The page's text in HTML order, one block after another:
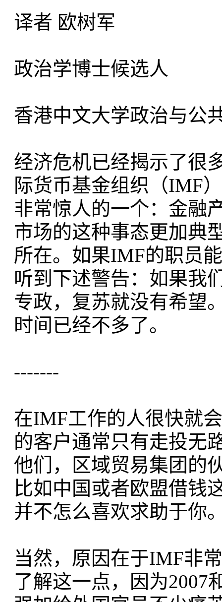
译者 欧树军
政治学博士候选人
香港中文大学政治与公
经济危机已经揭示了很
际货币基金组织（IMF
非常惊人的一个：金融
市场的这种事态更加典
所在。如果IMF的职员
听到下述警告：如果我
专政，复苏就没有希望
时间已经不多了。
-------
在IMF工作的人很快就
的客户通常只有走投无
他们，区域贸易集团的
比如中国或者欧盟借钱
并不怎么喜欢求助于你
当然，原因在于IMF非
了解这一点，因为2007